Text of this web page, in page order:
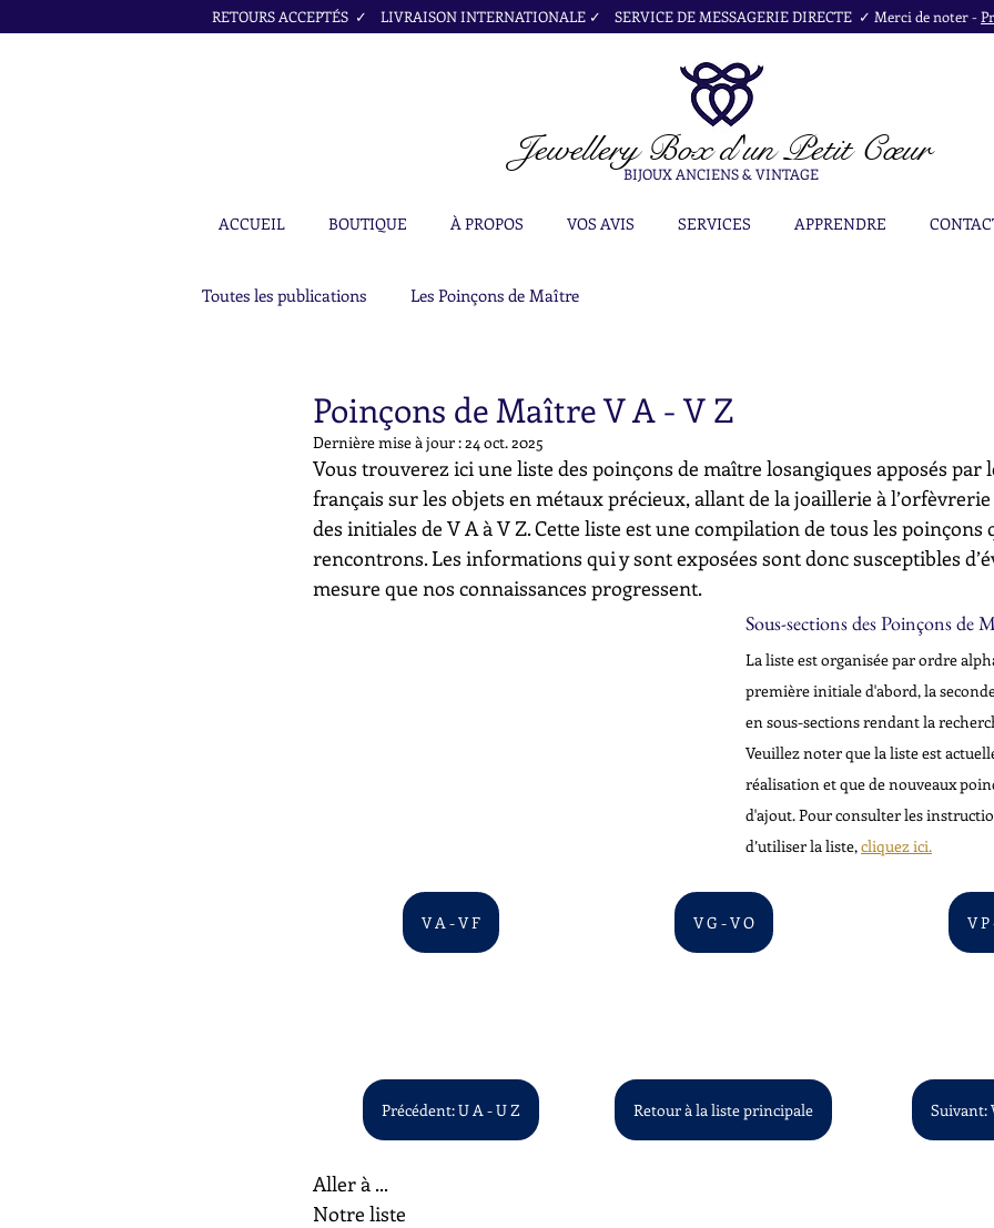
RETOURS ACCEPTÉS ✓ LIVRAISON INTERNATIONALE ✓ SERVICE DE MESSAGERIE DIRECTE ✓ Merci de noter -
Jewellery Boxd'un Petit Cœur
BIJOUX ANCIENS & VINTAGE
ACCUEIL BOUTIQUE À PROPOS VOS AVIS SERVICES APPRENDRE
Toutes les publications Les Poinçons de Maître
Poinçons de Maître V A - V Z
Dernière mise à jour :24 oct. 2025
Vous trouverez ici une liste des poinçons de maître losangiques apposés par
français sur les objets en métaux précieux, allant de la joaillerie à
des initiales de V A à V Z. Cette liste est une compilation de tous les poinçons
rencontrons. Les informations qui y sont exposées sont donc susceptibles
mesure que nos connaissances progressent.
Sous-sections des Poinçons de
La liste est organisée par ordre
première initiale d'abord, la
en sous-sections rendant la
Veuillez noter que la liste est
réalisation et que de nouveaux
d'ajout. Pour consulter les
d’utiliser la liste, cliquez ici.
V A - V F V G - V O V P
Précédent: U A - U Z Retour à la liste principale Suivant:
Aller à ...
Notre liste